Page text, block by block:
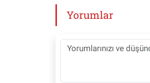
Yorumlar